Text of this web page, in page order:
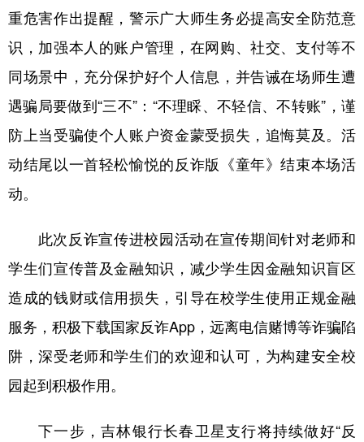
重危害作出提醒，警示广大师生务必提高安全防范意
识，加强本人的账户管理，在网购、社交、支付等不
同场景中，充分保护好个人信息，并告诫在场师生遭
遇骗局要做到“三不”：“不理睬、不轻信、不转账”，谨
防上当受骗使个人账户资金蒙受损失，追悔莫及。活
动结尾以一首轻松愉悦的反诈版《童年》结束本场活
动。
此次反诈宣传进校园活动在宣传期间针对老师和
学生们宣传普及金融知识，减少学生因金融知识盲区
造成的钱财或信用损失，引导在校学生使用正规金融
服务，积极下载国家反诈App，远离电信赌博等诈骗陷
阱，深受老师和学生们的欢迎和认可，为构建安全校
园起到积极作用。
下一步，吉林银行长春卫星支行将持续做好“反